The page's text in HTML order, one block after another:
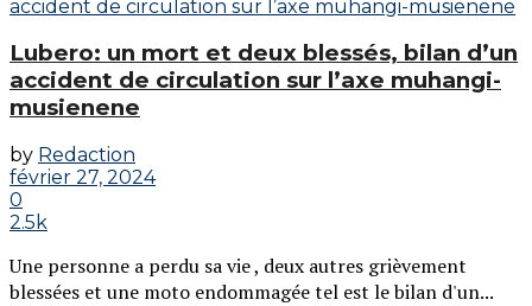
Lubero: un mort et deux blessés, bilan d’un
accident de circulation sur l’axe muhangi-
musienene
by Redaction
février 27, 2024
0
2.5k
Une personne a perdu sa vie , deux autres grièvement
blessées et une moto endommagée tel est le bilan d'un...